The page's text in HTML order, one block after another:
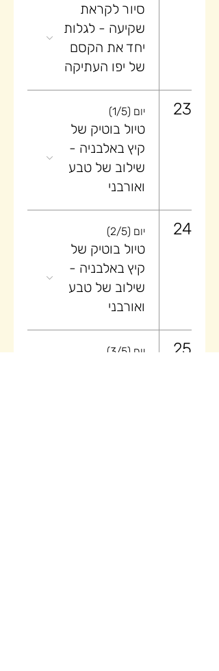
סיור לקראת
שקיעה ​- לגלות
יחד את הקסם
של יפו העתיקה
23 יום (1/5)
טיול בוטיק של
קיץ באלבניה -
שילוב של טבע
ואורבני
24 יום (2/5)
טיול בוטיק של
קיץ באלבניה -
שילוב של טבע
ואורבני
25 יום (3/5)